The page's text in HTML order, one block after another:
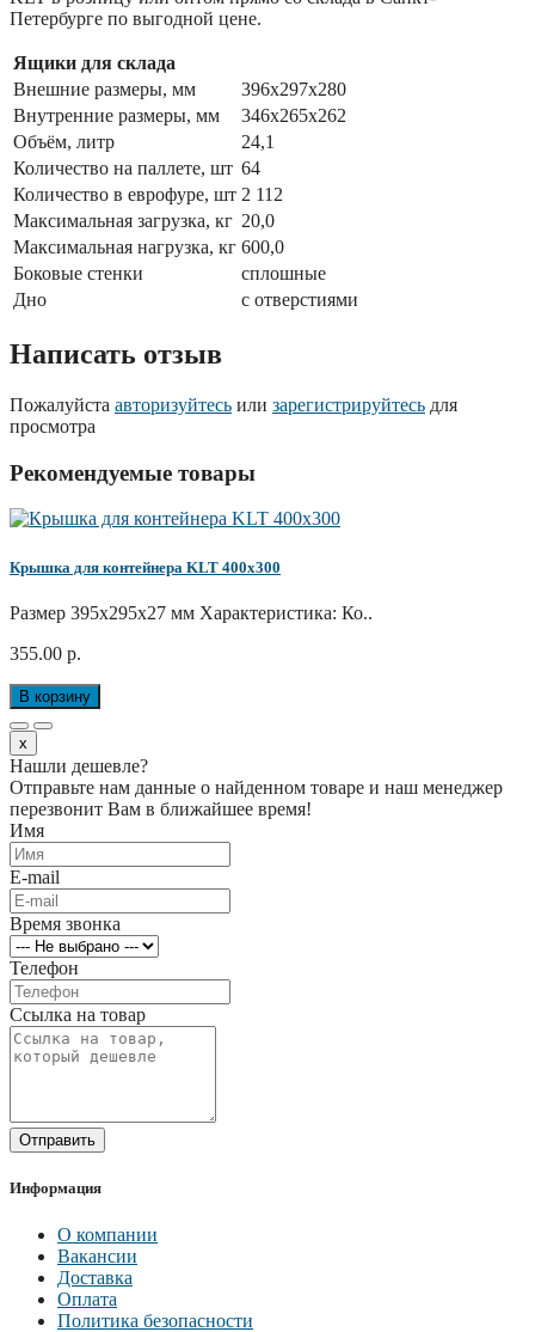
Петербурге по выгодной цене.
Ящики для склада
Внешние размеры, мм
396х297х280
Внутренние размеры, мм
346х265х262
Объём, литр
24,1
Количество на паллете, шт 64
Количество в еврофуре, шт 2 112
Максимальная загрузка, кг 20,0
Максимальная нагрузка, кг 600,0
Боковые стенки
сплошные
Дно
с отверстиями
Написать отзыв
Пожалуйста авторизуйтесь или зарегистрируйтесь для
просмотра
Рекомендуемые товары
Крышка для контейнера KLT 400x300
Размер 395х295х27 мм Характеристика: Ко..
355.00 р.
В корзину
x
Нашли дешевле?
Отправьте нам данные о найденном товаре и наш менеджер
перезвонит Вам в ближайшее время!
Имя
E-mail
Время звонка
Телефон
Ссылка на товар
Отправить
Информация
О компании
Вакансии
Доставка
Оплата
Политика безопасности